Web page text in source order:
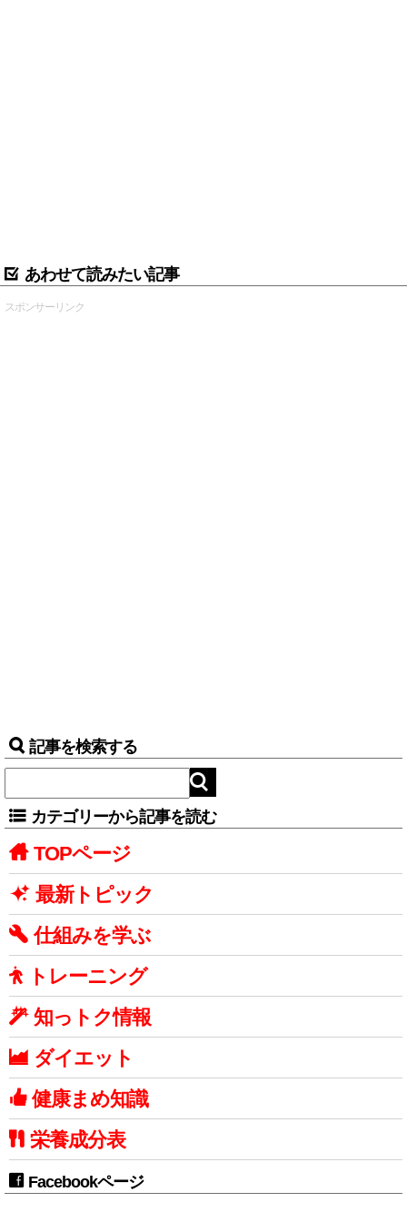
あわせて読みたい記事
スポンサーリンク
記事を検索する
カテゴリーから記事を読む
TOPページ
最新トピック
仕組みを学ぶ
トレーニング
知っトク情報
ダイエット
健康まめ知識
栄養成分表
Facebookページ